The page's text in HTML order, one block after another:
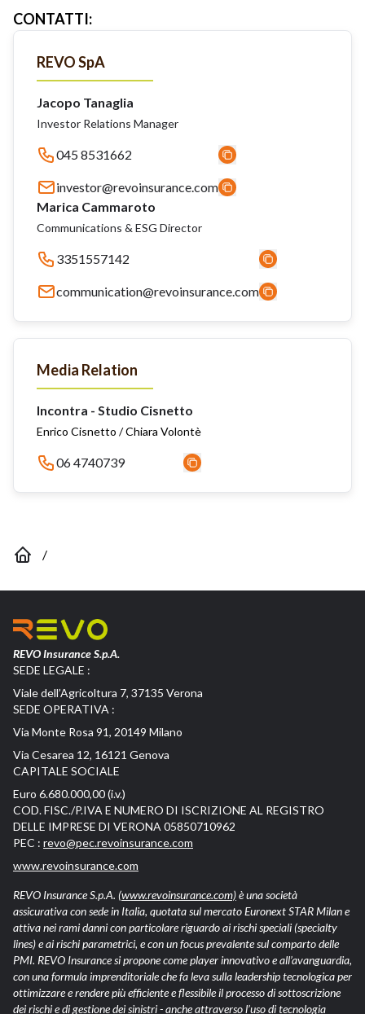
CONTATTI:
REVO SpA
Jacopo Tanaglia
Investor Relations Manager
045 8531662
investor@revoinsurance.com
Marica Cammaroto
Communications & ESG Director
3351557142
communication@revoinsurance.com
Media Relation
Incontra - Studio Cisnetto
Enrico Cisnetto / Chiara Volontè
06 4740739
/
REVO Insurance S.p.A.
SEDE LEGALE :
Viale dell’Agricoltura 7, 37135 Verona
SEDE OPERATIVA :
Via Monte Rosa 91, 20149 Milano
Via Cesarea 12, 16121 Genova
CAPITALE SOCIALE
Euro 6.680.000,00 (i.v.)
COD. FISC./P.IVA E NUMERO DI ISCRIZIONE AL REGISTRO
DELLE IMPRESE DI VERONA 05850710962
PEC : revo@pec.revoinsurance.com
www.revoinsurance.com
REVO Insurance S.p.A. (www.revoinsurance.com)è una società
assicurativa con sede in Italia, quotata sul mercato Euronext STAR Milan e
attiva nei rami danni con particolare riguardo ai rischi speciali (specialty
lines) e ai rischi parametrici, e con un focus prevalente sul comparto delle
PMI. REVO Insurance si propone come player innovativo e all’avanguardia,
con una formula imprenditoriale che fa leva sulla leadership tecnologica per
ottimizzare e rendere più efficiente e flessibile il processo di sottoscrizione
dei rischi e di gestione dei sinistri - anche attraverso l’uso di tecnologia